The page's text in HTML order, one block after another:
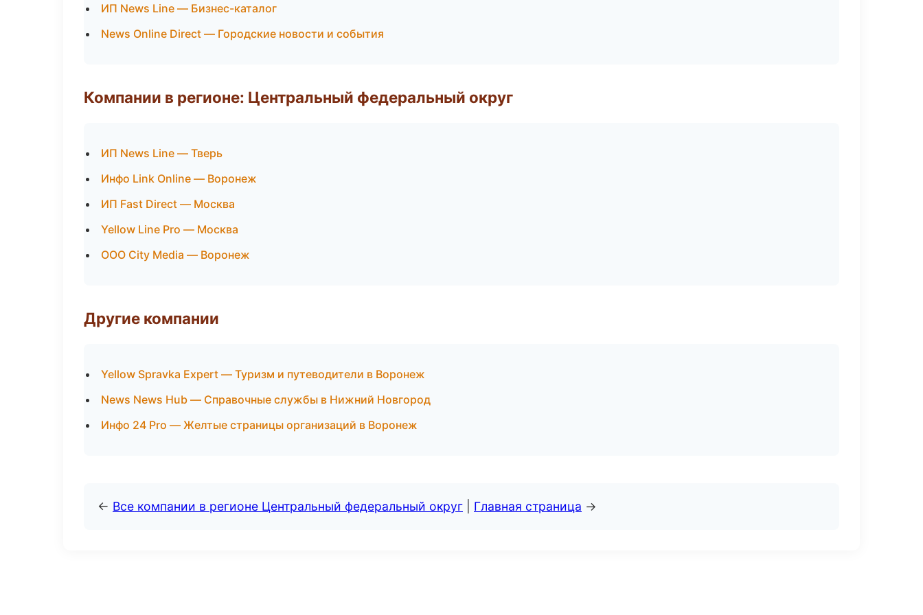
ИП News Line — Бизнес-каталог
News Online Direct — Городские новости и события
Компании в регионе: Центральный федеральный округ
ИП News Line — Тверь
Инфо Link Online — Воронеж
ИП Fast Direct — Москва
Yellow Line Pro — Москва
ООО City Media — Воронеж
Другие компании
Yellow Spravka Expert — Туризм и путеводители в Воронеж
News News Hub — Справочные службы в Нижний Новгород
Инфо 24 Pro — Желтые страницы организаций в Воронеж
← Все компании в регионе Центральный федеральный округ Главная страница →